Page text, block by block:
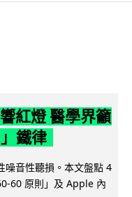
紅燈 醫學界籲
鐵律
噪音性聽損。本文盤點 4
60 原則」及 Apple 內